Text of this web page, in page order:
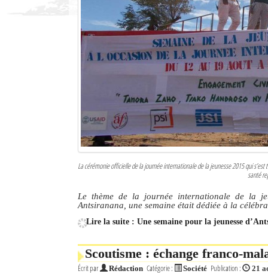
Le Nord de Madagascar
La cérémonie officielle de la journée internationale de la jeunesse 2015 qui
santé
Le thème de la journée internationale de la
Antsiranana, une semaine était dédiée à la
Lire la suite : Une semaine pour la jeunesse
Scoutisme : échange franco-
Écrit par Rédaction Catégorie : Société Publication : 21